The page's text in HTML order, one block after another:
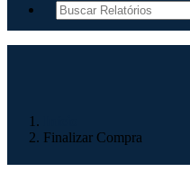
Finalizar Compra